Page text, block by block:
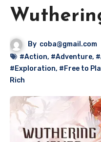
By coba@gmail.com
#Action, #Adventure,
#Exploration, #Free to
Rich